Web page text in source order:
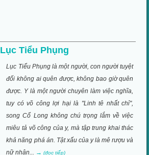
Lục Tiểu Phụng
Lục Tiểu Phụng là một người, con người tuyệt
đối không ai quên được, không bao giờ quên
được. Y là một người chuyên làm việc nghĩa,
tuy có võ công lợi hại là "Linh tê nhất chỉ",
song Cổ Long không chú trọng lắm về việc
miêu tả võ công của y, mà tập trung khai thác
khả năng phá án. Tật xấu của y là mê rượu và
nữ nhân... →(đọc tiếp)